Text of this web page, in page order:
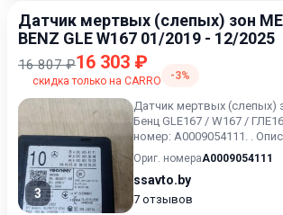
Датчик мертвых (слепых) зон
BENZ GLE W167 01/2019 - 12/2025
16 807 ₽16 303 ₽
скидка только на CARRO -3%
3
Датчик мертвых (слепых)
Бенц GLE167 / W167 /
номер: А0009054111. .
дефектов
Ориг. номераA0009054111
ssavto.by
7 отзывов